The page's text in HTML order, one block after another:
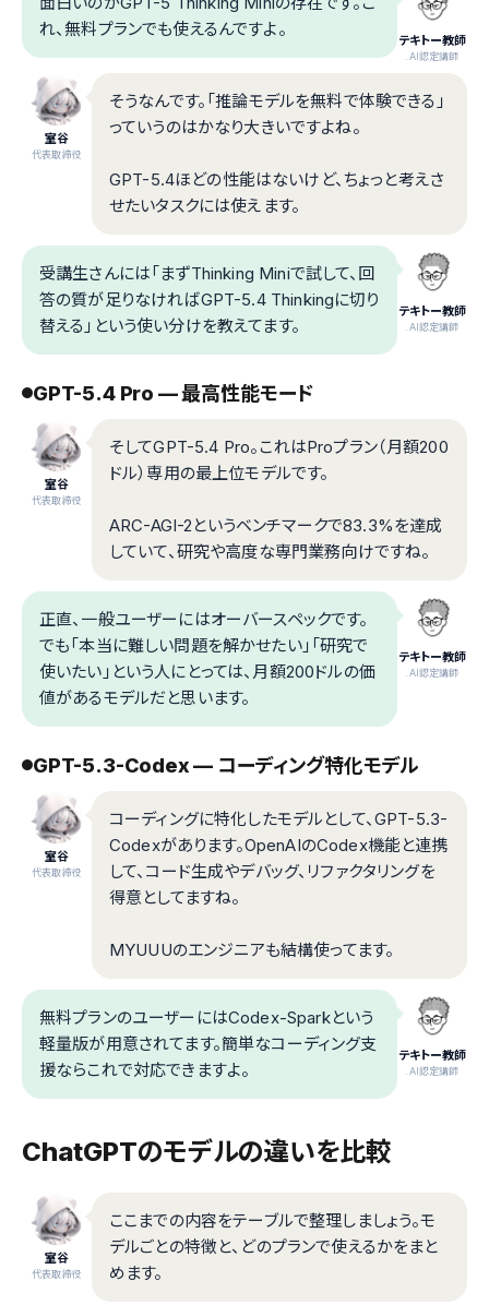
テキトー教師
.AI認定講師
れ、無料プランでも使えるんですよ。
室谷
代表取締役
そうなんです。「推論モデルを無料で体験できる」
っていうのはかなり大きいですよね。
GPT-5.4ほどの性能はないけど、ちょっと考えさ
せたいタスクには使えます。
テキトー教師
.AI認定講師
受講生さんには「まずThinking Miniで試して、回
答の質が足りなければGPT-5.4 Thinkingに切り
替える」という使い分けを教えてます。
GPT-5.4 Pro — 最高性能モード
室谷
代表取締役
そしてGPT-5.4 Pro。これはProプラン（月額200
ドル）専用の最上位モデルです。
ARC-AGI-2というベンチマークで83.3%を達成
していて、研究や高度な専門業務向けですね。
テキトー教師
.AI認定講師
正直、一般ユーザーにはオーバースペックです。
でも「本当に難しい問題を解かせたい」「研究で
使いたい」という人にとっては、月額200ドルの価
値があるモデルだと思います。
GPT-5.3-Codex — コーディング特化モデル
室谷
代表取締役
コーディングに特化したモデルとして、GPT-5.3-
Codexがあります。OpenAIのCodex機能と連携
して、コード生成やデバッグ、リファクタリングを
得意としてますね。
MYUUUのエンジニアも結構使ってます。
テキトー教師
.AI認定講師
無料プランのユーザーにはCodex-Sparkという
軽量版が用意されてます。簡単なコーディング支
援ならこれで対応できますよ。
ChatGPTのモデルの違いを比較
室谷
代表取締役
ここまでの内容をテーブルで整理しましょう。モ
デルごとの特徴と、どのプランで使えるかをまと
めます。